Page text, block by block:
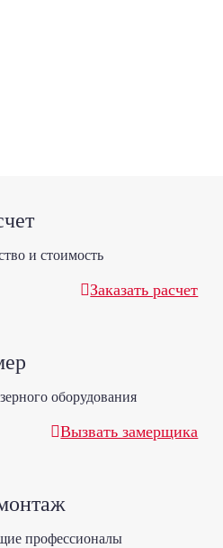
и стоимость
Заказать расчет
оборудования
Вызвать замерщика
профессионалы